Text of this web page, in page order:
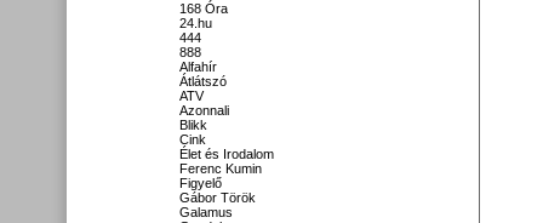
168 Óra
24.hu
444
888
Alfahír
Átlátszó
ATV
Azonnali
Blikk
Cink
Élet és Irodalom
Ferenc Kumin
Figyelő
Gábor Török
Galamus